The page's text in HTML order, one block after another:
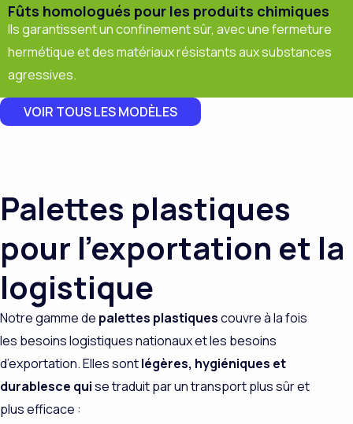
Fûts homologués pour les produits chimiques
Ils garantissent un confinement sûr, avec une fermeture
hermétique et des matériaux résistants aux substances
agressives.
VOIR TOUS LES MODÈLES
Palettes plastiques
pour l'exportation et la
logistique
Notre gamme de palettes plastiquescouvre à la fois
les besoins logistiques nationaux et les besoins
d’exportation. Elles sontlégères, hygiéniques et
durablesce quise traduit par un transport plus sûr et
plus efficace :